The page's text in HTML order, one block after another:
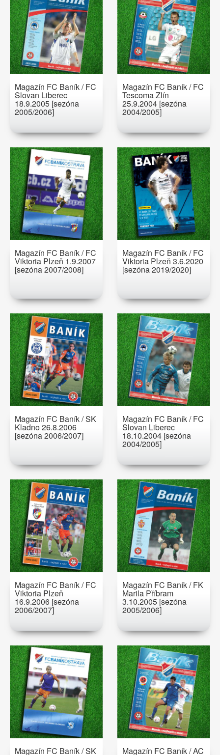
Magazín FC Baník / FC
Slovan Liberec
18.9.2005 [sezóna
2005/2006]
Magazín FC Baník / FC
Tescoma Zlín
25.9.2004 [sezóna
2004/2005]
Magazín FC Baník / FC
Viktoria Plzeň 1.9.2007
[sezóna 2007/2008]
Magazín FC Baník / FC
Viktoria Plzeň 3.6.2020
[sezóna 2019/2020]
Magazín FC Baník / SK
Kladno 26.8.2006
[sezóna 2006/2007]
Magazín FC Baník / FC
Slovan Liberec
18.10.2004 [sezóna
2004/2005]
Magazín FC Baník / FC
Viktoria Plzeň
16.9.2006 [sezóna
2006/2007]
Magazín FC Baník / FK
Marila Příbram
3.10.2005 [sezóna
2005/2006]
Magazín FC Baník / SK Magazín FC Baník / AC